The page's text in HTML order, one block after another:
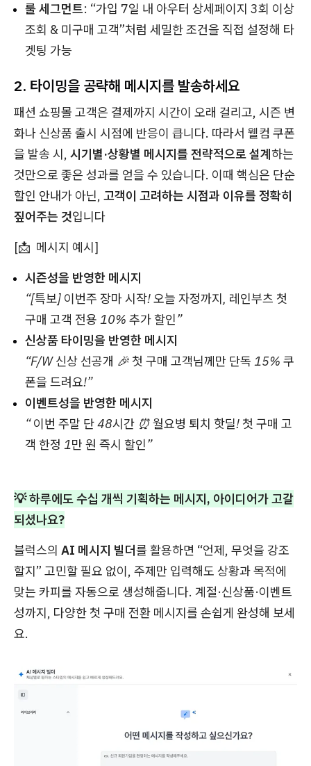
룰 세그먼트: “가입 7일 내 아우터 상세페이지 3회 이상
조회 & 미구매 고객”처럼 세밀한 조건을 직접 설정해 타
겟팅 가능
2. 타이밍을 공략해 메시지를 발송하세요
패션 쇼핑몰 고객은 결제까지 시간이 오래 걸리고, 시즌 변
화나 신상품 출시 시점에 반응이 큽니다. 따라서 웰컴 쿠폰
을 발송 시, 시기별·상황별 메시지를 전략적으로 설계하는
것만으로 좋은 성과를 얻을 수 있습니다. 이때 핵심은 단순
할인 안내가 아닌, 고객이 고려하는 시점과 이유를 정확히
짚어주는 것입니다
[📩 메시지 예시]
시즌성을 반영한 메시지
“[특보] 이번주 장마 시작! 오늘 자정까지, 레인부츠 첫
구매 고객 전용 10% 추가 할인”
신상품 타이밍을 반영한 메시지
“F/W 신상 선공개 🎉 첫 구매 고객님께만 단독 15% 쿠
폰을 드려요!”
이벤트성을 반영한 메시지
“ 이번 주말 단 48시간 ⏰ 월요병 퇴치 핫딜! 첫 구매 고
객 한정 1만 원 즉시 할인”
💡 하루에도 수십 개씩 기획하는 메시지, 아이디어가 고갈
되셨나요?
블럭스의 AI 메시지 빌더를 활용하면 “언제, 무엇을 강조
할지” 고민할 필요 없이, 주제만 입력해도 상황과 목적에
맞는 카피를 자동으로 생성해줍니다. 계절·신상품·이벤트
성까지, 다양한 첫 구매 전환 메시지를 손쉽게 완성해 보세
요.